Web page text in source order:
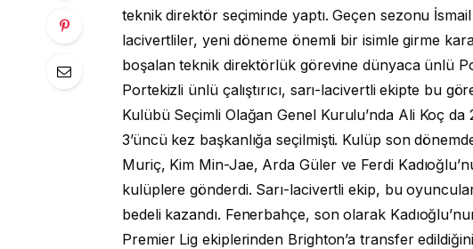
teknik direktör seçiminde yaptı. Geçen sezonu
lacivertliler, yeni döneme önemli bir isimle girme
boşalan teknik direktörlük görevine dünyaca ünlü
Portekizli ünlü çalıştırıcı, sarı-lacivertli ekipte bu
Kulübü Seçimli Olağan Genel Kurulu’nda Ali Koç
3’üncü kez başkanlığa seçilmişti. Kulüp son
Muriç, Kim Min-Jae, Arda Güler ve Ferdi
kulüplere gönderdi. Sarı-lacivertli ekip, bu
bedeli kazandı. Fenerbahçe, son olarak
Premier Lig ekiplerinden Brighton’a transfer